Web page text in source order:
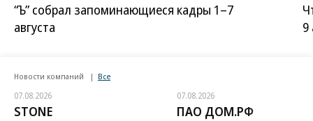
“Ъ” собрал запоминающиеся кадры 1–7
августа
9
Новости компаний Все
07.08.2026
STONE
07.08.2026
ПАО ДОМ.РФ